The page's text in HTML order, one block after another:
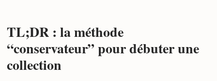
TL;DR : la méthode
“conservateur” pour débuter une
collection